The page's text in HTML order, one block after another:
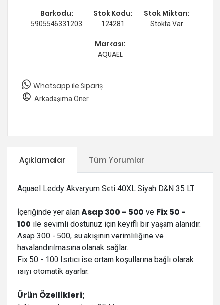
Barkodu:
5905546331203
Stok Kodu:
124281
Stok Miktarı:
Stokta Var
Markası:
AQUAEL
Whatsapp ile Sipariş
Arkadaşıma Öner
Açıklamalar Tüm Yorumlar
Aquael Leddy Akvaryum Seti 40XL Siyah D&N 35 LT
İçeriğinde yer alan Asap 300 - 500 ve Fix 50 -
100 ile sevimli dostunuz için keyifli bir yaşam alanıdır.
Asap 300 - 500, su akışının verimliliğine ve
havalandırılmasına olanak sağlar.
Fix 50 - 100 Isıtıcı ise ortam koşullarına bağlı olarak
ısıyı otomatik ayarlar.
Ürün Özellikleri;